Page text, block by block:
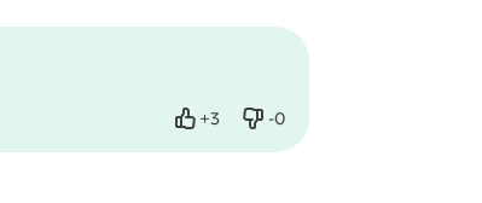
+3
Нравится -0
Не нравится